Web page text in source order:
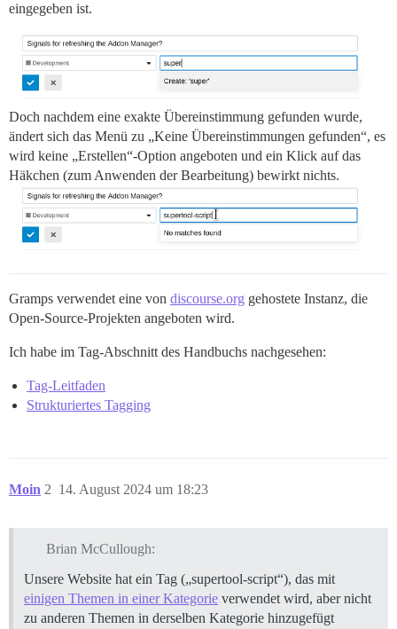
eingegeben ist.
Doch nachdem eine exakte Übereinstimmung gefunden wurde,
ändert sich das Menü zu „Keine Übereinstimmungen gefunden“, es
wird keine „Erstellen“-Option angeboten und ein Klick auf das
Häkchen (zum Anwenden der Bearbeitung) bewirkt nichts.
Gramps verwendet eine von discourse.org gehostete Instanz, die
Open-Source-Projekten angeboten wird.
Ich habe im Tag-Abschnitt des Handbuchs nachgesehen:
Tag-Leitfaden
Strukturiertes Tagging
Moin 14. August 2024 um 18:23
2
Brian McCullough:
Unsere Website hat ein Tag („supertool-script“), das mit
einigen Themen in einer Kategorie verwendet wird, aber nicht
zu anderen Themen in derselben Kategorie hinzugefügt